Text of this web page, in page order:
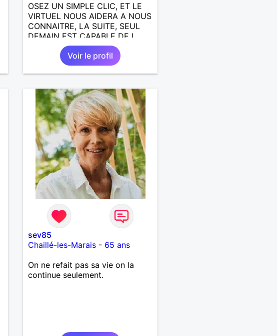
OSEZ UN SIMPLE CLIC, ET LE
VIRTUEL NOUS AIDERA A NOUS
CONNAITRE, LA SUITE, SEUL
DEMAIN EST CAPABLE DE L
ECRIRE; J AIMERAIS
RENCONTRER, LA COMPLICITE,
LE PARTAGE DES BELLES
CHOSES DE LA VIE : BALADES,
AILLEURS. ETRE A L ECOUTE
DE L AUTRE, ET LA VIE SERA
PLUS BELLE
ENCORE.....................
Voir le profil
sev85
Chaillé-les-Marais - 65 ans
On ne refait pas sa vie on la
continue seulement.